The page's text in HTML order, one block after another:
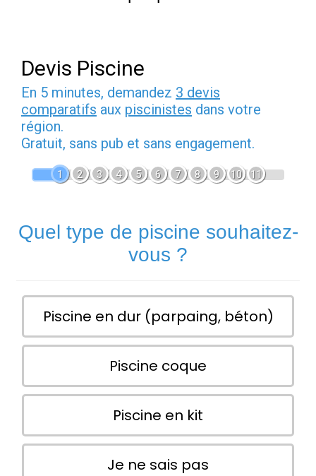
Devis Piscine
En 5 minutes, demandez 3 devis
comparatifs aux piscinistes dans votre
région.
Gratuit, sans pub et sans engagement.
1 2 3 4 5 6 7 8 9 10 11
Quel type de piscine souhaitez-
vous ?
Piscine en dur (parpaing, béton)
Piscine coque
Piscine en kit
Je ne sais pas